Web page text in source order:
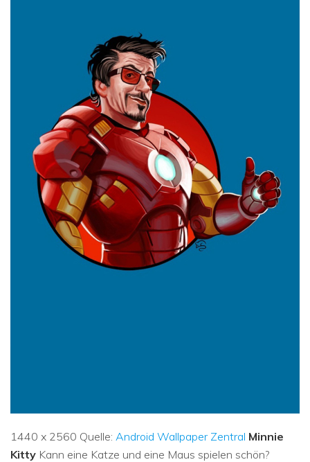
1440 x 2560 Quelle: Android Wallpaper Zentral Minnie
Kitty Kann eine Katze und eine Maus spielen schön?